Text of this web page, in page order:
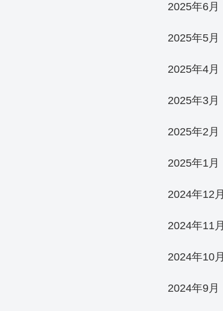
2025年6月
2025年5月
2025年4月
2025年3月
2025年2月
2025年1月
2024年12月
2024年11月
2024年10月
2024年9月